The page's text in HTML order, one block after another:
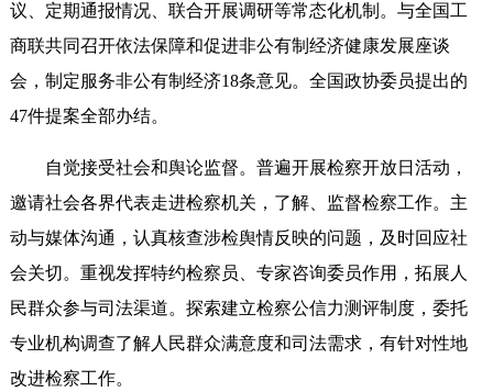
议、定期通报情况、联合开展调研等常态化机制。与全国工
商联共同召开依法保障和促进非公有制经济健康发展座谈
会，制定服务非公有制经济18条意见。全国政协委员提出的
47件提案全部办结。
自觉接受社会和舆论监督。普遍开展检察开放日活动，
邀请社会各界代表走进检察机关，了解、监督检察工作。主
动与媒体沟通，认真核查涉检舆情反映的问题，及时回应社
会关切。重视发挥特约检察员、专家咨询委员作用，拓展人
民群众参与司法渠道。探索建立检察公信力测评制度，委托
专业机构调查了解人民群众满意度和司法需求，有针对性地
改进检察工作。